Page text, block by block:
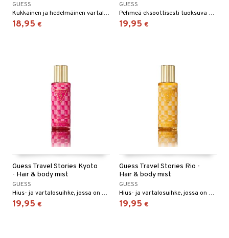
GUESS
Kukkainen ja hedelmäinen vartalosuihke Guessilta
18,95 €
GUESS
Pehmeä eksoottisesti tuoksuva hius- ja vartalosuihke Guessiltä.
19,95 €
Guess Travel Stories Kyoto
- Hair & body mist
GUESS
Hius- ja vartalosuihke, jossa on kirsikankukan ja vadelman tuoksu Guessilta.
19,95 €
Guess Travel Stories Rio -
Hair & body mist
GUESS
Hius- ja vartalosuihke, jossa on persikan, kookoksen ja vaniljan tuoksu Guessilta.
19,95 €